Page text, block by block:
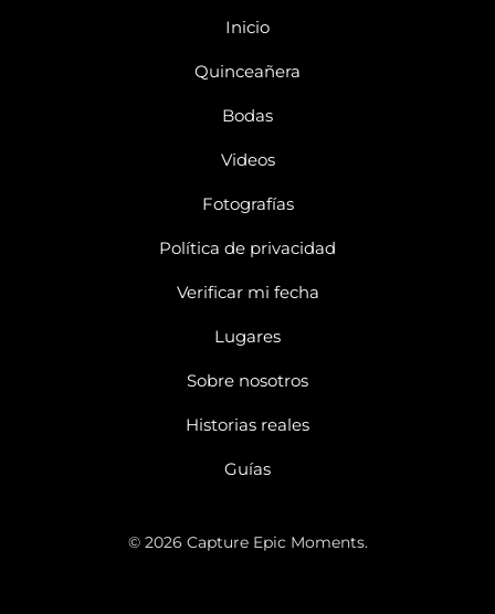
Inicio
Quinceañera
Bodas
Videos
Fotografías
Política de privacidad
Verificar mi fecha
Lugares
Sobre nosotros
Historias reales
Guías
© 2026 Capture Epic Moments.